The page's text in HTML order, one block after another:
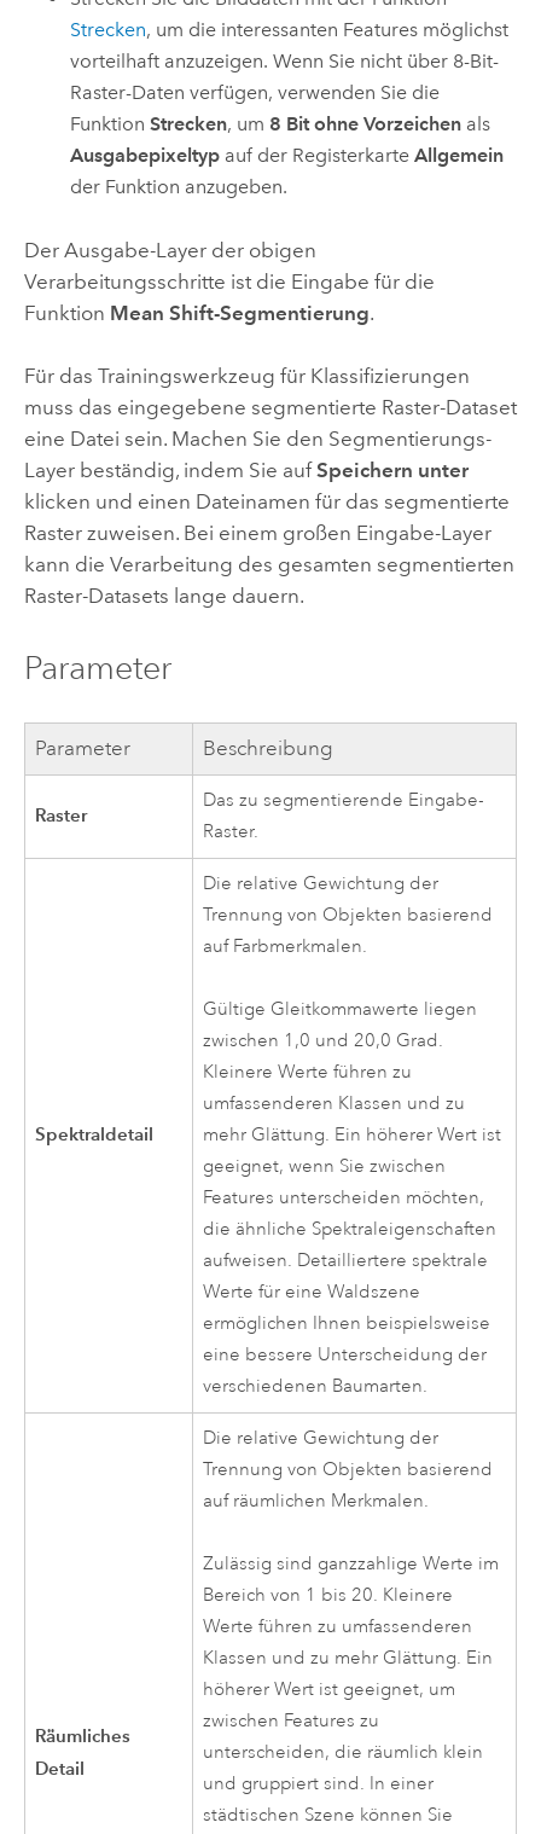
Strecken, um die interessanten Features möglichst
vorteilhaft anzuzeigen. Wenn Sie nicht über 8-Bit-
Raster-Daten verfügen, verwenden Sie die
FunktionStrecken, um 8 Bit ohne Vorzeichen als
Ausgabepixeltyp auf der RegisterkarteAllgemein
der Funktion anzugeben.
Der Ausgabe-Layer der obigen
Verarbeitungsschritte ist die Eingabe für die
Funktion Mean Shift-Segmentierung.
Für das Trainingswerkzeug für Klassifizierungen
muss das eingegebene segmentierte Raster-Dataset
eine Datei sein. Machen Sie den Segmentierungs-
Layer beständig, indem Sie aufSpeichern unter
klicken und einen Dateinamen für das segmentierte
Raster zuweisen. Bei einem großen Eingabe-Layer
kann die Verarbeitung des gesamten segmentierten
Raster-Datasets lange dauern.
Parameter
Parameter Beschreibung
Raster
Das zu segmentierende Eingabe-
Raster.
Spektraldetail
Die relative Gewichtung der
Trennung von Objekten basierend
auf Farbmerkmalen.
Gültige Gleitkommawerte liegen
zwischen 1,0 und 20,0 Grad.
Kleinere Werte führen zu
umfassenderen Klassen und zu
mehr Glättung. Ein höherer Wert ist
geeignet, wenn Sie zwischen
Features unterscheiden möchten,
die ähnliche Spektraleigenschaften
aufweisen. Detailliertere spektrale
Werte für eine Waldszene
ermöglichen Ihnen beispielsweise
eine bessere Unterscheidung der
verschiedenen Baumarten.
Räumliches
Detail
Die relative Gewichtung der
Trennung von Objekten basierend
auf räumlichen Merkmalen.
Zulässig sind ganzzahlige Werte im
Bereich von 1 bis 20. Kleinere
Werte führen zu umfassenderen
Klassen und zu mehr Glättung. Ein
höherer Wert ist geeignet, um
zwischen Features zu
unterscheiden, die räumlich klein
und gruppiert sind. In einer
städtischen Szene können Sie